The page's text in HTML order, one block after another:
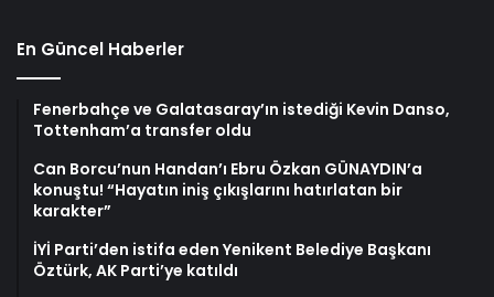
En Güncel Haberler
Fenerbahçe ve Galatasaray’ın istediği Kevin Danso,
Tottenham’a transfer oldu
Can Borcu’nun Handan’ı Ebru Özkan GÜNAYDIN’a
konuştu! “Hayatın iniş çıkışlarını hatırlatan bir
karakter”
İYİ Parti’den istifa eden Yenikent Belediye Başkanı
Öztürk, AK Parti’ye katıldı